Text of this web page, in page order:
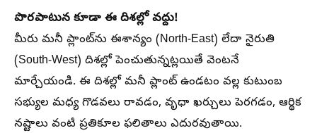
పొరపాటున కూడా ఈ దిశల్లో వద్దు!
మీరు మనీ ప్లాంట్‌ను ఈశాన్యం (North-East) లేదా నైరుతి
(South-West) దిశల్లో పెంచుతున్నట్లయితే వెంటనే
మార్చేయండి. ఈ దిశల్లో మనీ ప్లాంట్ ఉండటం వల్ల కుటుంబ
సభ్యుల మధ్య గొడవలు రావడం, వృధా ఖర్చులు పెరగడం, ఆర్థిక
నష్టాలు వంటి ప్రతికూల ఫలితాలు ఎదురవుతాయి.